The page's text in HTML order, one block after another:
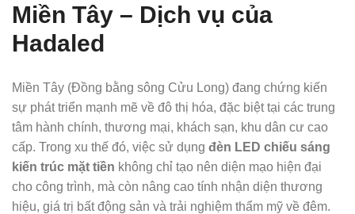
Miền Tây – Dịch vụ của
Hadaled
Miền Tây (Đồng bằng sông Cửu Long) đang chứng kiến
sự phát triển mạnh mẽ về đô thị hóa, đặc biệt tại các trung
tâm hành chính, thương mại, khách sạn, khu dân cư cao
cấp. Trong xu thế đó, việc sử dụng đèn LED chiếu sáng
kiến trúc mặt tiền không chỉ tạo nên diện mạo hiện đại
cho công trình, mà còn nâng cao tính nhận diện thương
hiệu, giá trị bất động sản và trải nghiệm thẩm mỹ về đêm.